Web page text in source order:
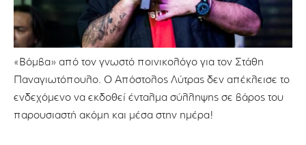
«Βόμβα» από τον γνωστό ποινικολόγο για τον Στάθη
Παναγιωτόπουλο. Ο Απόστολος Λύτρας δεν απέκλεισε το
ενδεχόμενο να εκδοθεί ένταλμα σύλληψης σε βάρος του
παρουσιαστή ακόμη και μέσα στην ημέρα!